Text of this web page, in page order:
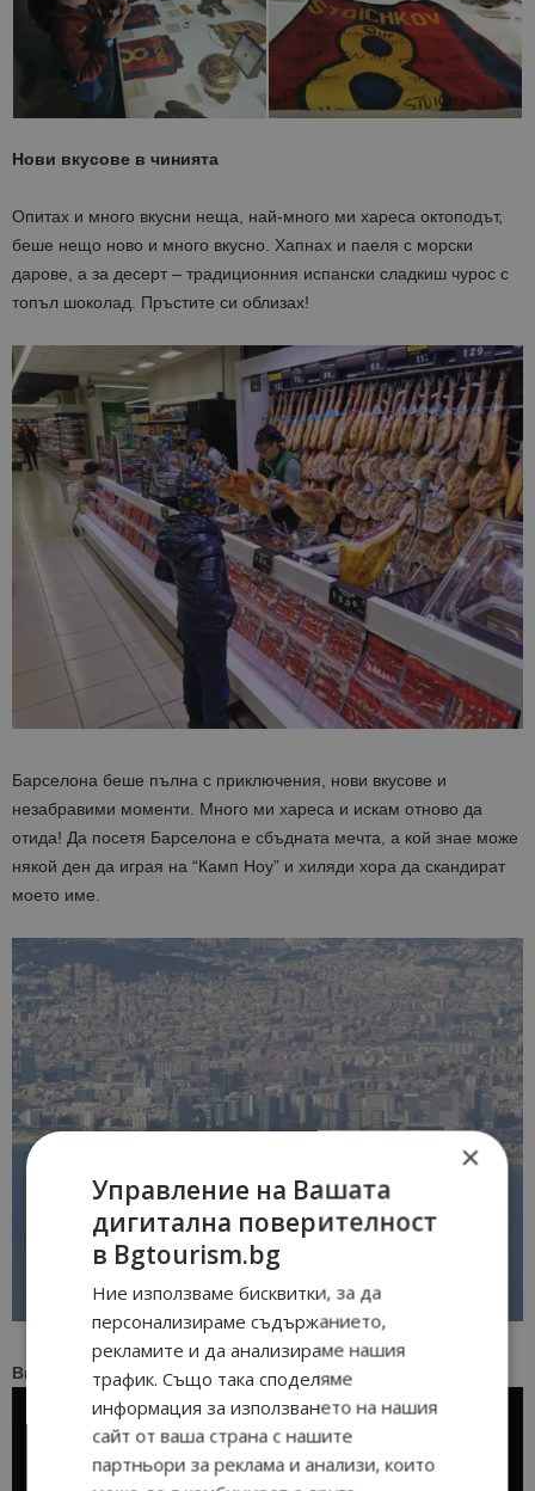
Нови вкусове в чинията
Опитах и много вкусни неща, най-много ми хареса октоподът,
беше нещо ново и много вкусно. Хапнах и паеля с морски
дарове, а за десерт – традиционния испански сладкиш чурос с
топъл шоколад. Пръстите си облизах!
Барселона беше пълна с приключения, нови вкусове и
незабравими моменти. Много ми хареса и искам отново да
отида! Да посетя Барселона е сбъдната мечта, а кой знае може
някой ден да играя на “Камп Ноу” и хиляди хора да скандират
моето име.
Видео
×
Управление на Вашата
дигитална поверителност
в Bgtourism.bg
Ние използваме бисквитки, за да
персонализираме съдържанието,
рекламите и да анализираме нашия
трафик. Също така споделяме
информация за използването на нашия
сайт от ваша страна с нашите
партньори за реклама и анализи, които